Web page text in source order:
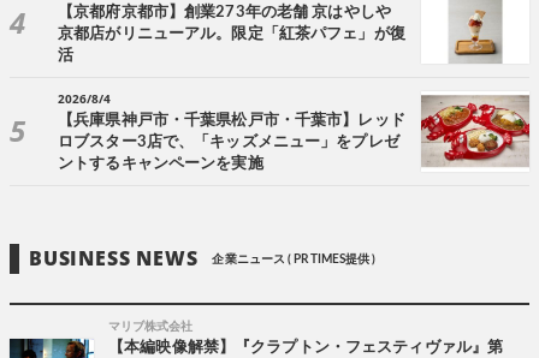
【京都府京都市】創業273年の老舗 京はやしや
京都店がリニューアル。限定「紅茶パフェ」が復
活
2026/8/4
【兵庫県神戸市・千葉県松戸市・千葉市】レッド
ロブスター3店で、「キッズメニュー」をプレゼ
ントするキャンペーンを実施
BUSINESS NEWS 企業ニュース ( PR TIMES提供 )
マリブ株式会社
【本編映像解禁】『クラプトン・フェスティヴァル』第